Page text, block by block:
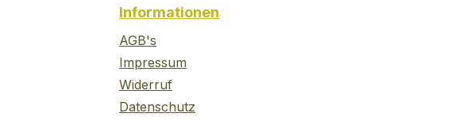
https://www.hendricksginInformationen
AGB's
Impressum
Widerruf
Datenschutz